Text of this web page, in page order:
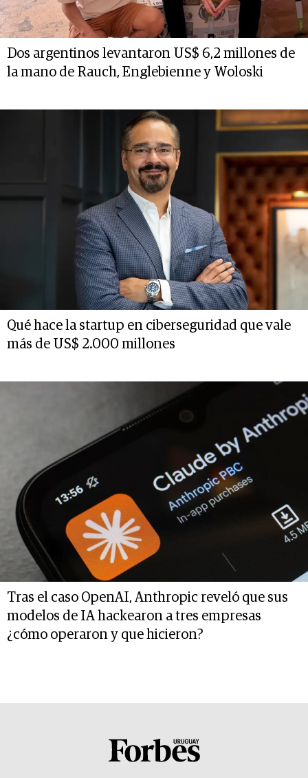
Dos argentinos levantaron US$ 6,2 millones de
la mano de Rauch, Englebienne y Woloski
Qué hace la startup en ciberseguridad que vale
más de US$ 2.000 millones
Tras el caso OpenAI, Anthropic reveló que sus
modelos de IA hackearon a tres empresas
¿cómo operaron y que hicieron?